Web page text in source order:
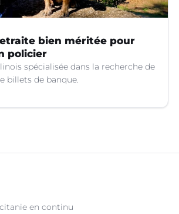
bien méritée pour
policier
spécialisée dans la recherche de
billets de banque.
en continu